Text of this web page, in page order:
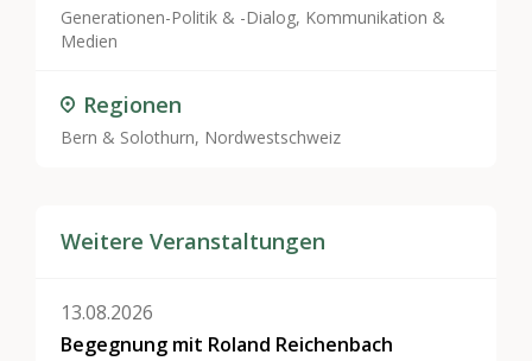
Generationen-Politik & -Dialog, Kommunikation &
Medien
Regionen
Bern & Solothurn, Nordwestschweiz
Weitere Veranstaltungen
13.08.2026
Begegnung mit Roland Reichenbach